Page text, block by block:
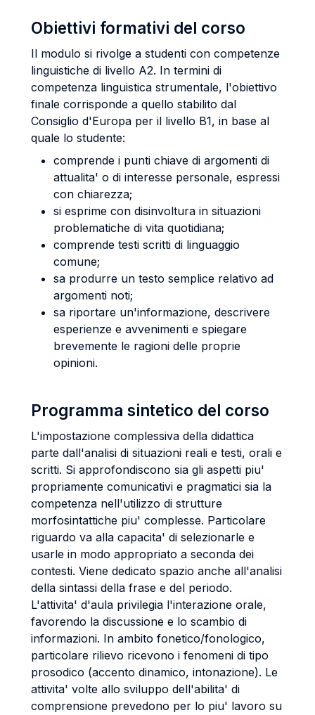
Obiettivi formativi del corso
Il modulo si rivolge a studenti con competenze
linguistiche di livello A2. In termini di
competenza linguistica strumentale, l'obiettivo
finale corrisponde a quello stabilito dal
Consiglio d'Europa per il livello B1, in base al
quale lo studente:
comprende i punti chiave di argomenti di
attualita' o di interesse personale, espressi
con chiarezza;
si esprime con disinvoltura in situazioni
problematiche di vita quotidiana;
comprende testi scritti di linguaggio
comune;
sa produrre un testo semplice relativo ad
argomenti noti;
sa riportare un'informazione, descrivere
esperienze e avvenimenti e spiegare
brevemente le ragioni delle proprie
opinioni.
Programma sintetico del corso
L'impostazione complessiva della didattica
parte dall'analisi di situazioni reali e testi, orali e
scritti. Si approfondiscono sia gli aspetti piu'
propriamente comunicativi e pragmatici sia la
competenza nell'utilizzo di strutture
morfosintattiche piu' complesse. Particolare
riguardo va alla capacita' di selezionarle e
usarle in modo appropriato a seconda dei
contesti. Viene dedicato spazio anche all'analisi
della sintassi della frase e del periodo.
L'attivita' d'aula privilegia l'interazione orale,
favorendo la discussione e lo scambio di
informazioni. In ambito fonetico/fonologico,
particolare rilievo ricevono i fenomeni di tipo
prosodico (accento dinamico, intonazione). Le
attivita' volte allo sviluppo dell'abilita' di
comprensione prevedono per lo piu' lavoro su